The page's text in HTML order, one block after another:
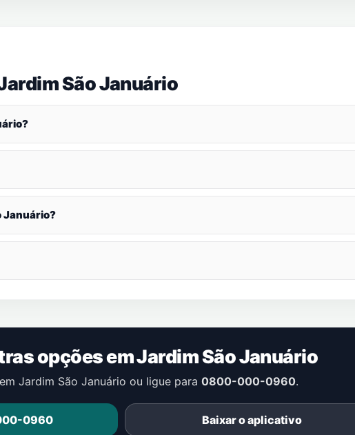
São Januário
?
Januário?
opções emJardim São Januário
em Jardim São Januário ou ligue para 0800-000-0960.
0960 Baixar o aplicativo